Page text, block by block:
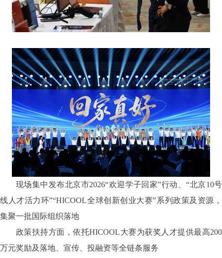
现场集中发布北京市2026“欢迎学子回家”行动、“北京10号
线人才活力环”“HICOOL全球创新创业大赛”系列政策及资源，
集聚一批国际组织落地
政策扶持方面，依托HICOOL大赛为获奖人才提供最高200
万元奖励及落地、宣传、投融资等全链条服务